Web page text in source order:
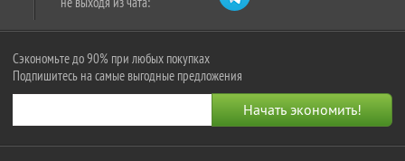
Сэкономьте до 90% при любых покупках
Подпишитесь на самые выгодные предложения